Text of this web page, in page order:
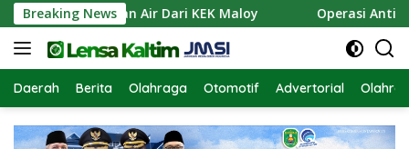
Langsung
ke
konten
Breaking News
Pasokan Air Dari KEK Maloy Operasi Antik
Daerah Berita Olahraga Otomotif Advertorial